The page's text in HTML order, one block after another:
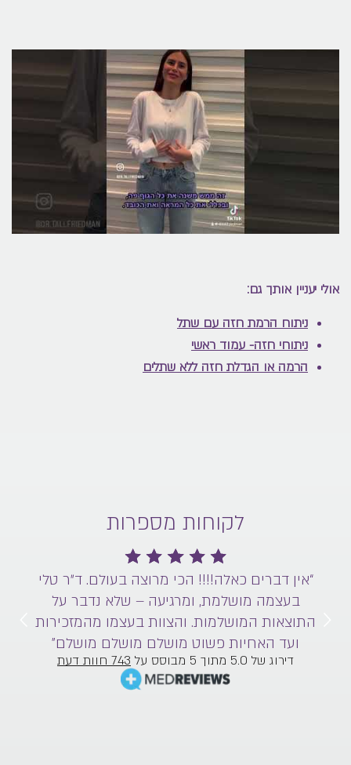
אולי יעניין אותך גם:
ניתוח הרמת חזה עם שתל
ניתוחי חזה- עמוד ראשי
הרמה או הגדלת חזה ללא שתלים
לקוחות מספרות
“אין דברים כאלה!!!! הכי מרוצה בעולם. ד״ר טלי
בעצמה מושלמת, ומרגיעה – שלא נדבר על
התוצאות המושלמות. והצוות בעצמו מהמזכירות
ועד האחיות פשוט מושלם מושלם מושלם”
דירוג של 5.0 מתוך 5 מבוסס על 743 חוות דעת